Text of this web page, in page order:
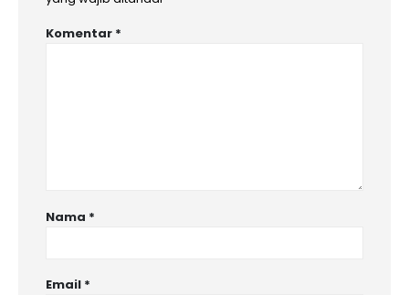
Komentar *
Nama *
Email *